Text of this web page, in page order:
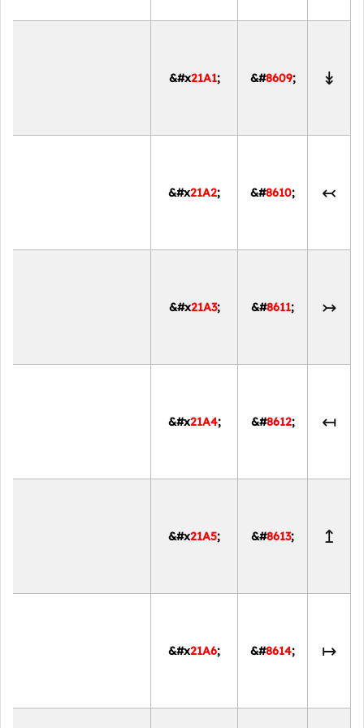
↡
&#8609;
&#x21A1;
↢
&#8610;
&#x21A2;
↣
&#8611;
&#x21A3;
↤
&#8612;
&#x21A4;
↥
&#8613;
&#x21A5;
↦
&#8614;
&#x21A6;